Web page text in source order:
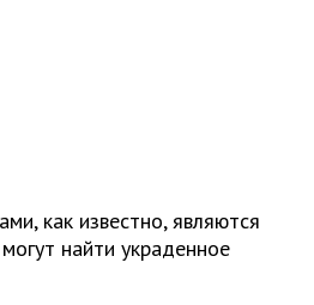
как известно, являются
найти украденное